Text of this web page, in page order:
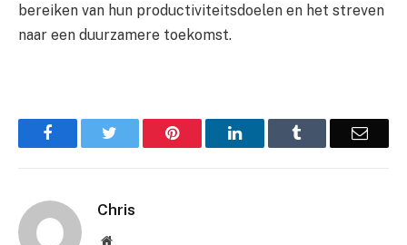
bereiken van hun productiviteitsdoelen en het streven
naar een duurzamere toekomst.
Facebook Pinterest LinkedIn Email
Chris
Website